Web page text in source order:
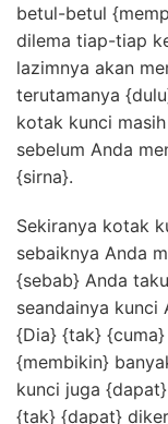
betul-betul
dilema tiap-tiap
lazimnya akan
terutamanya
kotak kunci
sebelum Anda
{sirna}.
Sekiranya kotak
sebaiknya Anda
{sebab} Anda
seandainya kunci
{Dia} {tak}
{membikin}
kunci juga
{tak} {dapat}